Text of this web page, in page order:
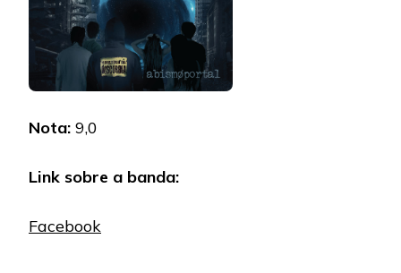
Nota: 9,0
Link sobre a banda:
Facebook